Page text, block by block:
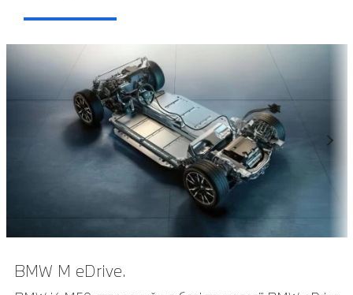
BMW M eDrive.
Пакет екстер’єру M Carbon.